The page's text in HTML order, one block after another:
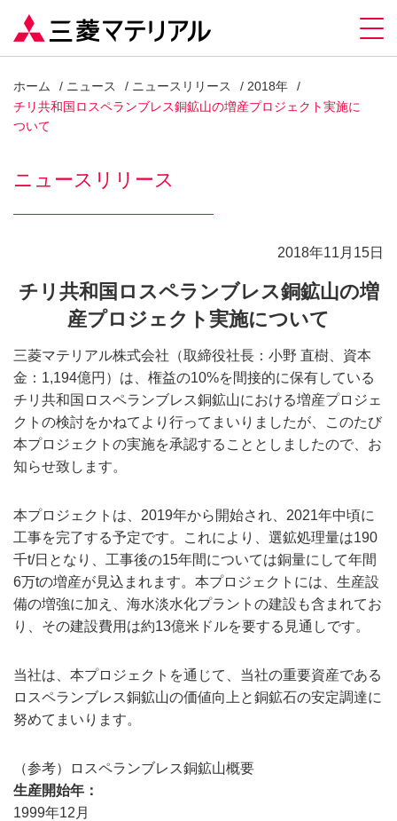
ホーム ニュース ニュースリリース
2018年
チリ共和国ロスペランブレス銅鉱山の増産プロジェクト実施に
ついて
ニュースリリース
2018年11月15日
チリ共和国ロスペランブレス銅鉱山の増
産プロジェクト実施について
三菱マテリアル株式会社（取締役社長：小野 直樹、資本
金：1,194億円）は、権益の10%を間接的に保有している
チリ共和国ロスペランブレス銅鉱山における増産プロジェ
クトの検討をかねてより行ってまいりましたが、このたび
本プロジェクトの実施を承認することとしましたので、お
知らせ致します。
本プロジェクトは、2019年から開始され、2021年中頃に
工事を完了する予定です。これにより、選鉱処理量は190
千t/日となり、工事後の15年間については銅量にして年間
6万tの増産が見込まれます。本プロジェクトには、生産設
備の増強に加え、海水淡水化プラントの建設も含まれてお
り、その建設費用は約13億米ドルを要する見通しです。
当社は、本プロジェクトを通じて、当社の重要資産である
ロスペランブレス銅鉱山の価値向上と銅鉱石の安定調達に
努めてまいります。
（参考）ロスペランブレス銅鉱山概要
生産開始年
1999年12月